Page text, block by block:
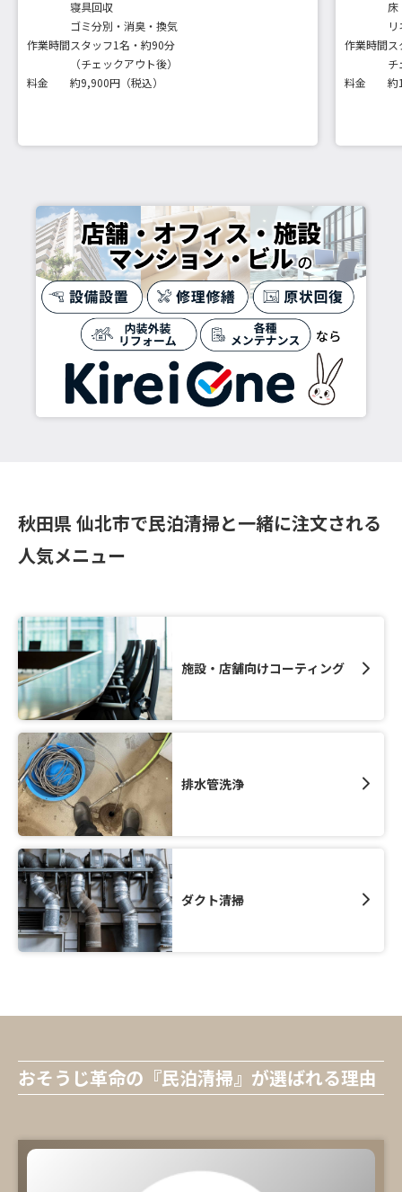
寝具回収
ゴミ分別・消臭・換気
作業時間スタッフ1名・約90分
（チェックアウト後）
料金
約9,900円（税込）
床
作業時間
チ
料金
約
秋田県 仙北市で民泊清掃と一緒に注文される
人気メニュー
施設・店舗向けコーティング
排水管洗浄
ダクト清掃
おそうじ革命の『民泊清掃』が選ばれる理由